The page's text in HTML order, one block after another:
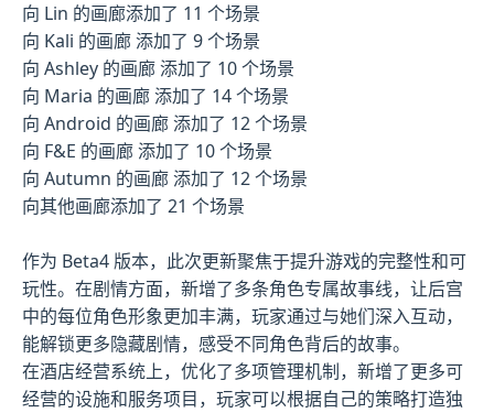
向 Lin 的画廊添加了 11 个场景
向 Kali 的画廊 添加了 9 个场景
向 Ashley 的画廊 添加了 10 个场景
向 Maria 的画廊 添加了 14 个场景
向 Android 的画廊 添加了 12 个场景
向 F&E 的画廊 添加了 10 个场景
向 Autumn 的画廊 添加了 12 个场景
向其他画廊添加了 21 个场景
作为 Beta4 版本，此次更新聚焦于提升游戏的完整性和可
玩性。在剧情方面，新增了多条角色专属故事线，让后宫
中的每位角色形象更加丰满，玩家通过与她们深入互动，
能解锁更多隐藏剧情，感受不同角色背后的故事。
在酒店经营系统上，优化了多项管理机制，新增了更多可
经营的设施和服务项目，玩家可以根据自己的策略打造独